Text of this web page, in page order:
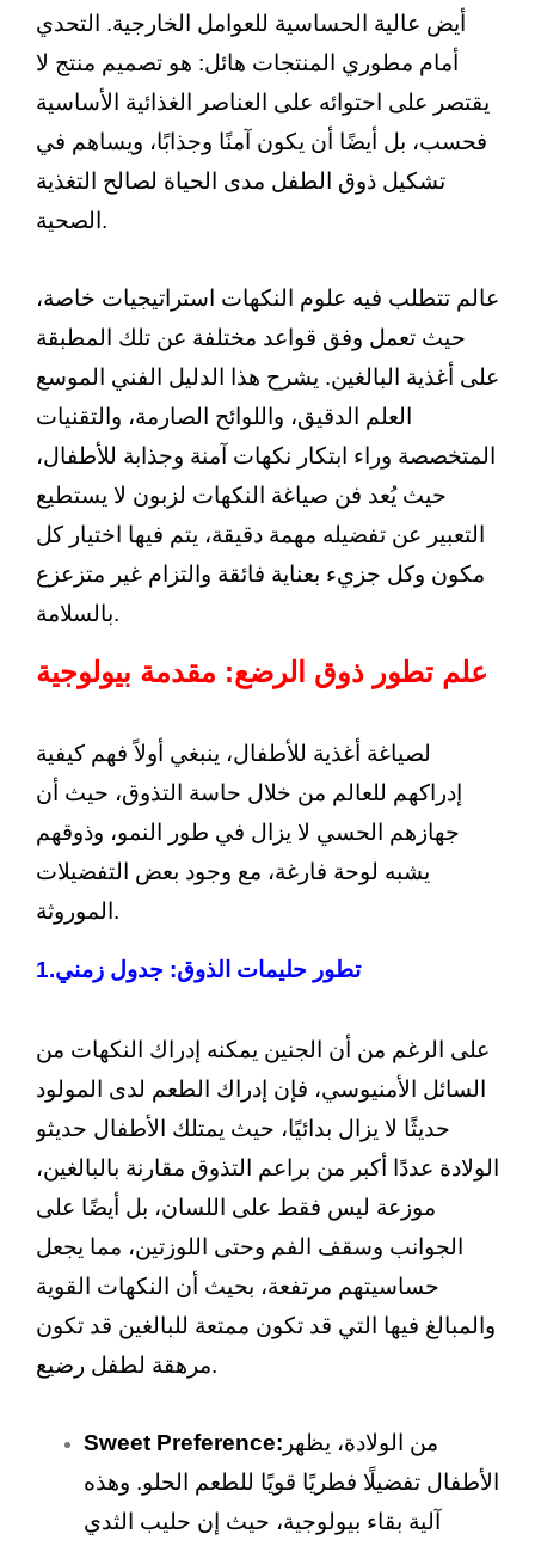
أيض عالية الحساسية للعوامل الخارجية. التحدي
أمام مطوري المنتجات هائل: هو تصميم منتج لا
يقتصر على احتوائه على العناصر الغذائية الأساسية
فحسب، بل أيضًا أن يكون آمنًا وجذابًا، ويساهم في
تشكيل ذوق الطفل مدى الحياة لصالح التغذية
الصحية.
عالم تتطلب فيه علوم النكهات استراتيجيات خاصة،
حيث تعمل وفق قواعد مختلفة عن تلك المطبقة
على أغذية البالغين. يشرح هذا الدليل الفني الموسع
العلم الدقيق، واللوائح الصارمة، والتقنيات
المتخصصة وراء ابتكار نكهات آمنة وجذابة للأطفال،
حيث يُعد فن صياغة النكهات لزبون لا يستطيع
التعبير عن تفضيله مهمة دقيقة، يتم فيها اختيار كل
مكون وكل جزيء بعناية فائقة والتزام غير متزعزع
بالسلامة.
علم تطور ذوق الرضع: مقدمة بيولوجية
لصياغة أغذية للأطفال، ينبغي أولاً فهم كيفية
إدراكهم للعالم من خلال حاسة التذوق، حيث أن
جهازهم الحسي لا يزال في طور النمو، وذوقهم
يشبه لوحة فارغة، مع وجود بعض التفضيلات
الموروثة.
1.تطور حليمات الذوق: جدول زمني
على الرغم من أن الجنين يمكنه إدراك النكهات من
السائل الأمنيوسي، فإن إدراك الطعم لدى المولود
حديثًا لا يزال بدائيًا، حيث يمتلك الأطفال حديثو
الولادة عددًا أكبر من براعم التذوق مقارنة بالبالغين،
موزعة ليس فقط على اللسان، بل أيضًا على
الجوانب وسقف الفم وحتى اللوزتين، مما يجعل
حساسيتهم مرتفعة، بحيث أن النكهات القوية
والمبالغ فيها التي قد تكون ممتعة للبالغين قد تكون
مرهقة لطفل رضيع.
Sweet Preference: من الولادة، يظهر
الأطفال تفضيلًا فطريًا قويًا للطعم الحلو. وهذه
آلية بقاء بيولوجية، حيث إن حليب الثدي